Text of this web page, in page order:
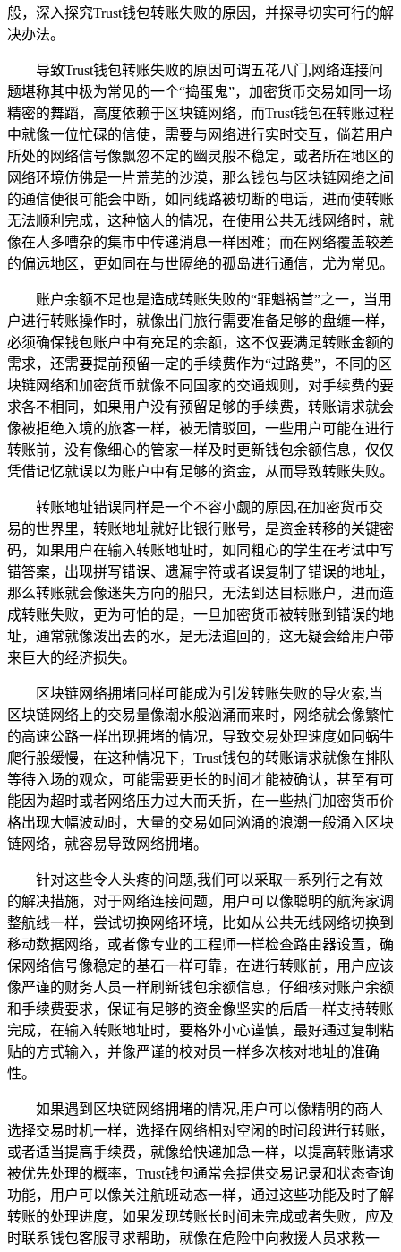
般，深入探究Trust钱包转账失败的原因，并探寻切实可行的解
决办法。
导致Trust钱包转账失败的原因可谓五花八门,网络连接问
题堪称其中极为常见的一个“捣蛋鬼”，加密货币交易如同一场
精密的舞蹈，高度依赖于区块链网络，而Trust钱包在转账过程
中就像一位忙碌的信使，需要与网络进行实时交互，倘若用户
所处的网络信号像飘忽不定的幽灵般不稳定，或者所在地区的
网络环境仿佛是一片荒芜的沙漠，那么钱包与区块链网络之间
的通信便很可能会中断，如同线路被切断的电话，进而使转账
无法顺利完成，这种恼人的情况，在使用公共无线网络时，就
像在人多嘈杂的集市中传递消息一样困难；而在网络覆盖较差
的偏远地区，更如同在与世隔绝的孤岛进行通信，尤为常见。
账户余额不足也是造成转账失败的“罪魁祸首”之一，当用
户进行转账操作时，就像出门旅行需要准备足够的盘缠一样，
必须确保钱包账户中有充足的余额，这不仅要满足转账金额的
需求，还需要提前预留一定的手续费作为“过路费”，不同的区
块链网络和加密货币就像不同国家的交通规则，对手续费的要
求各不相同，如果用户没有预留足够的手续费，转账请求就会
像被拒绝入境的旅客一样，被无情驳回，一些用户可能在进行
转账前，没有像细心的管家一样及时更新钱包余额信息，仅仅
凭借记忆就误以为账户中有足够的资金，从而导致转账失败。
转账地址错误同样是一个不容小觑的原因,在加密货币交
易的世界里，转账地址就好比银行账号，是资金转移的关键密
码，如果用户在输入转账地址时，如同粗心的学生在考试中写
错答案，出现拼写错误、遗漏字符或者误复制了错误的地址，
那么转账就会像迷失方向的船只，无法到达目标账户，进而造
成转账失败，更为可怕的是，一旦加密货币被转账到错误的地
址，通常就像泼出去的水，是无法追回的，这无疑会给用户带
来巨大的经济损失。
区块链网络拥堵同样可能成为引发转账失败的导火索,当
区块链网络上的交易量像潮水般汹涌而来时，网络就会像繁忙
的高速公路一样出现拥堵的情况，导致交易处理速度如同蜗牛
爬行般缓慢，在这种情况下，Trust钱包的转账请求就像在排队
等待入场的观众，可能需要更长的时间才能被确认，甚至有可
能因为超时或者网络压力过大而夭折，在一些热门加密货币价
格出现大幅波动时，大量的交易如同汹涌的浪潮一般涌入区块
链网络，就容易导致网络拥堵。
针对这些令人头疼的问题,我们可以采取一系列行之有效
的解决措施，对于网络连接问题，用户可以像聪明的航海家调
整航线一样，尝试切换网络环境，比如从公共无线网络切换到
移动数据网络，或者像专业的工程师一样检查路由器设置，确
保网络信号像稳定的基石一样可靠，在进行转账前，用户应该
像严谨的财务人员一样刷新钱包余额信息，仔细核对账户余额
和手续费要求，保证有足够的资金像坚实的后盾一样支持转账
完成，在输入转账地址时，要格外小心谨慎，最好通过复制粘
贴的方式输入，并像严谨的校对员一样多次核对地址的准确
性。
如果遇到区块链网络拥堵的情况,用户可以像精明的商人
选择交易时机一样，选择在网络相对空闲的时间段进行转账，
或者适当提高手续费，就像给快递加急一样，以提高转账请求
被优先处理的概率，Trust钱包通常会提供交易记录和状态查询
功能，用户可以像关注航班动态一样，通过这些功能及时了解
转账的处理进度，如果发现转账长时间未完成或者失败，应及
时联系钱包客服寻求帮助，就像在危险中向救援人员求救一